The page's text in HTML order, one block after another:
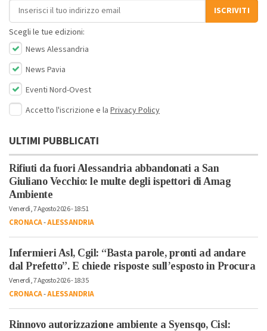
Indirizzo email
ISCRIVITI
Scegli le tue edizioni:
News Alessandria
News Pavia
Eventi Nord-Ovest
Accetto l'iscrizione e la Privacy Policy
ULTIMI PUBBLICATI
Rifiuti da fuori Alessandria abbandonati a San
Giuliano Vecchio: le multe degli ispettori di Amag
Ambiente
Venerdì, 7 Agosto 2026 - 18:51
CRONACA-ALESSANDRIA
Infermieri Asl, Cgil: “Basta parole, pronti ad andare
dal Prefetto”. E chiede risposte sull’esposto in Procura
Venerdì, 7 Agosto 2026 - 18:35
CRONACA-ALESSANDRIA
Rinnovo autorizzazione ambiente a Syensqo, Cisl: